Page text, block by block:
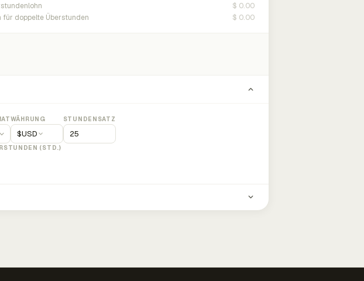
$ 0.00
für doppelte Überstunden $ 0.00
WÄHRUNG
$USD
STUNDENSATZ
(STD.)